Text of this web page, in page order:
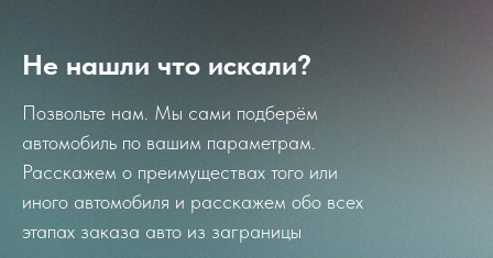
Позвольте нам. Мы сами подберём
автомобиль по вашим параметрам.
Расскажем о преимуществах того или
иного автомобиля и расскажем обо всех
этапах заказа авто из заграницы
Не нашли что искали?